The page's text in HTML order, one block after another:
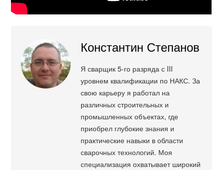
Константин Степанов
Я сварщик 5-го разряда с III
уровнем квалификации по НАКС. За
свою карьеру я работал на
различных строительных и
промышленных объектах, где
приобрел глубокие знания и
практические навыки в области
сварочных технологий. Моя
специализация охватывает широкий